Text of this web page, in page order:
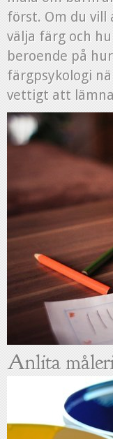
först. Om du vill
välja färg och
beroende på
färgpsykologi
vettigt att
Anlita